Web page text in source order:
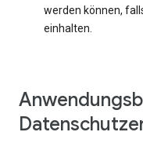
werden können,
einhalten.